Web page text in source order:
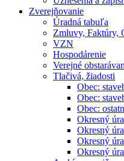
Zverejňovanie
Úradná tabuľa
Zmluvy, Faktúry,
VZN
Hospodárenie
Verejné
Tlačivá, žiadosti
Obec:
Obec:
Obec:
Okresný
Okresný
Okresný
Okresný